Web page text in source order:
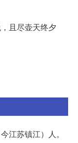
且尽壶天终夕
江苏镇江）人。